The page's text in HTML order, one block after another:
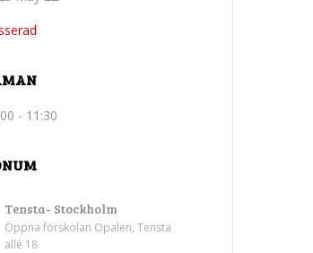
- 11:30
Tensta- Stockholm
Öppna förskolan Opalen, Tensta
allé 18